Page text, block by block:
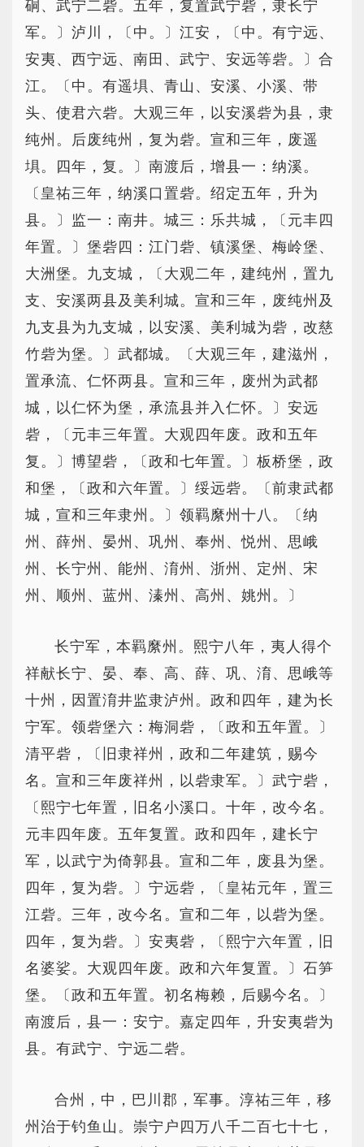
硐、武宁二砦。五年，复置武宁砦，隶长宁
军。〕泸川，〔中。〕江安，〔中。有宁远、
安夷、西宁远、南田、武宁、安远等砦。〕合
江。〔中。有遥埧、青山、安溪、小溪、带
头、使君六砦。大观三年，以安溪砦为县，隶
纯州。后废纯州，复为砦。宣和三年，废遥
埧。四年，复。〕南渡后，增县一：纳溪。
〔皇祐三年，纳溪口置砦。绍定五年，升为
县。〕监一：南井。城三：乐共城，〔元丰四
年置。〕堡砦四：江门砦、镇溪堡、梅岭堡、
大洲堡。九支城，〔大观二年，建纯州，置九
支、安溪两县及美利城。宣和三年，废纯州及
九支县为九支城，以安溪、美利城为砦，改慈
竹砦为堡。〕武都城。〔大观三年，建滋州，
置承流、仁怀两县。宣和三年，废州为武都
城，以仁怀为堡，承流县并入仁怀。〕安远
砦，〔元丰三年置。大观四年废。政和五年
复。〕博望砦，〔政和七年置。〕板桥堡，政
和堡，〔政和六年置。〕绥远砦。〔前隶武都
城，宣和三年隶州。〕领羁縻州十八。〔纳
州、薛州、晏州、巩州、奉州、悦州、思峨
州、长宁州、能州、淯州、浙州、定州、宋
州、顺州、蓝州、溱州、高州、姚州。〕
长宁军，本羁縻州。熙宁八年，夷人得个
祥献长宁、晏、奉、高、薛、巩、淯、思峨等
十州，因置淯井监隶泸州。政和四年，建为长
宁军。领砦堡六：梅洞砦，〔政和五年置。〕
清平砦，〔旧隶祥州，政和二年建筑，赐今
名。宣和三年废祥州，以砦隶军。〕武宁砦，
〔熙宁七年置，旧名小溪口。十年，改今名。
元丰四年废。五年复置。政和四年，建长宁
军，以武宁为倚郭县。宣和二年，废县为堡。
四年，复为砦。〕宁远砦，〔皇祐元年，置三
江砦。三年，改今名。宣和二年，以砦为堡。
四年，复为砦。〕安夷砦，〔熙宁六年置，旧
名婆娑。大观四年废。政和六年复置。〕石笋
堡。〔政和五年置。初名梅赖，后赐今名。〕
南渡后，县一：安宁。嘉定四年，升安夷砦为
县。有武宁、宁远二砦。
合州，中，巴川郡，军事。淳祐三年，移
州治于钓鱼山。崇宁户四万八千二百七十七，